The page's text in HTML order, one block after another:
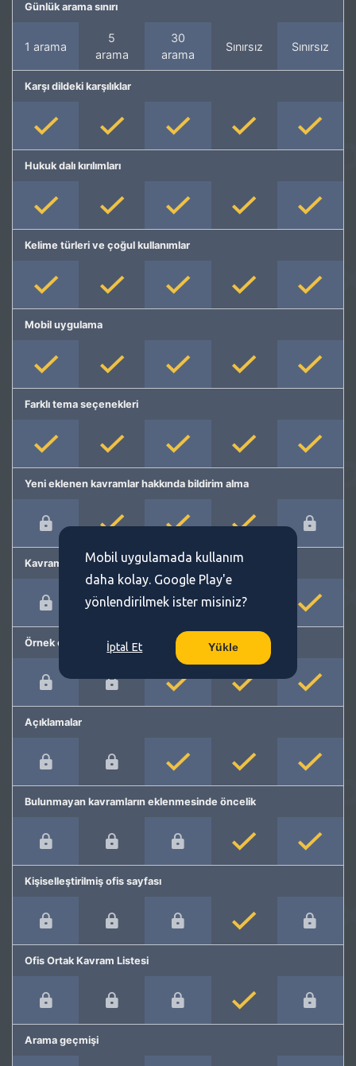
Günlük arama sınırı
1 arama
5
arama
30
arama
Sınırsız Sınırsız
Karşı dildeki karşılıklar
Hukuk dalı kırılımları
Kelime türleri ve çoğul kullanımlar
Mobil uygulama
Farklı tema seçenekleri
Yeni eklenen kavramlar hakkında bildirim alma
Kavram önerme
Örnek cümleler
Açıklamalar
Bulunmayan kavramların eklenmesinde öncelik
Kişiselleştirilmiş ofis sayfası
Ofis Ortak Kavram Listesi
Arama geçmişi
Mobil uygulamada kullanım
daha kolay. Google Play'e
yönlendirilmek ister misiniz?
İptal Et Yükle